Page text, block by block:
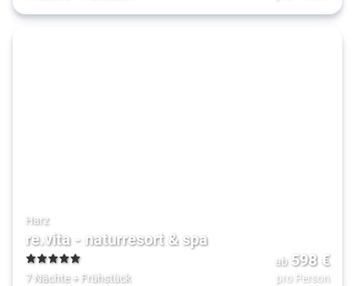
Harz
re.vita - naturresort & spa
5
7 Nächte+ Frühstück
ab 598€
pro Person